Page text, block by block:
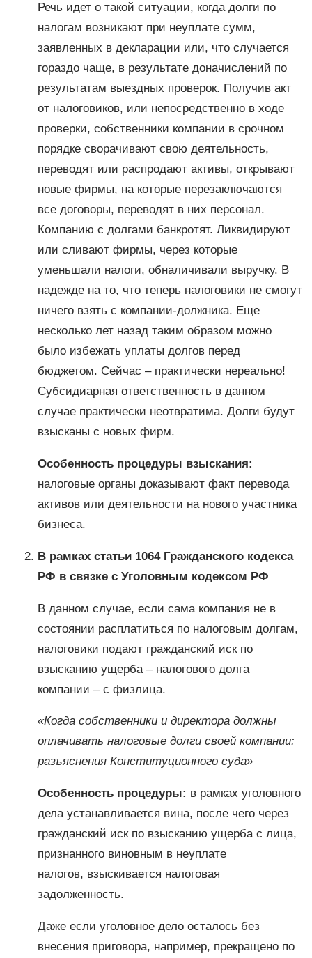
Речь идет о такой ситуации, когда долги по
налогам возникают при неуплате сумм,
заявленных в декларации или, что случается
гораздо чаще, в результате доначислений по
результатам выездных проверок. Получив акт
от налоговиков, или непосредственно в ходе
проверки, собственники компании в срочном
порядке сворачивают свою деятельность,
переводят или распродают активы, открывают
новые фирмы, на которые перезаключаются
все договоры, переводят в них персонал.
Компанию с долгами банкротят. Ликвидируют
или сливают фирмы, через которые
уменьшали налоги, обналичивали выручку. В
надежде на то, что теперь налоговики не смогут
ничего взять с компании-должника. Еще
несколько лет назад таким образом можно
было избежать уплаты долгов перед
бюджетом. Сейчас – практически нереально!
Субсидиарная ответственность в данном
случае практически неотвратима. Долги будут
взысканы с новых фирм.
Особенность процедуры взыскания:
налоговые органы доказывают факт перевода
активов или деятельности на нового участника
бизнеса.
В рамках статьи 1064 Гражданского кодекса
РФ в связке с Уголовным кодексом РФ
В данном случае, если сама компания не в
состоянии расплатиться по налоговым долгам,
налоговики подают гражданский иск по
взысканию ущерба – налогового долга
компании – с физлица.
«Когда собственники и директора должны
оплачивать налоговые долги своей компании:
разъяснения Конституционного суда»
Особенность процедуры: в рамках уголовного
дела устанавливается вина, после чего через
гражданский иск по взысканию ущерба с лица,
признанного виновным в неуплате
налогов, взыскивается налоговая
задолженность.
Даже если уголовное дело осталось без
внесения приговора, например, прекращено по